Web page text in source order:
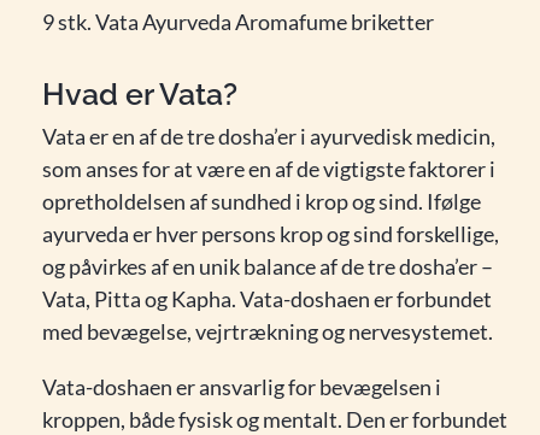
9 stk. Vata Ayurveda Aromafume briketter
Hvad er Vata?
Vata er en af ​​de tre dosha’er i ayurvedisk medicin,
som anses for at være en af ​​de vigtigste faktorer i
opretholdelsen af ​​sundhed i krop og sind. Ifølge
ayurveda er hver persons krop og sind forskellige,
og påvirkes af en unik balance af de tre dosha’er –
Vata, Pitta og Kapha. Vata-doshaen er forbundet
med bevægelse, vejrtrækning og nervesystemet.
Vata-doshaen er ansvarlig for bevægelsen i
kroppen, både fysisk og mentalt. Den er forbundet